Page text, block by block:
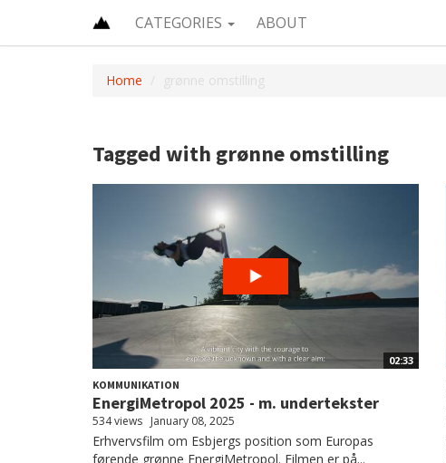
CATEGORIES ABOUT
Home grønne omstilling
Tagged with grønne omstilling
02:33
KOMMUNIKATION
EnergiMetropol 2025 - m. undertekster
534 views January 08, 2025
Erhvervsfilm om Esbjergs position som Europas
førende grønne EnergiMetropol. Filmen er på...